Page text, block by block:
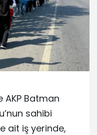
AKP Batman
sahibi
ait iş yerinde,